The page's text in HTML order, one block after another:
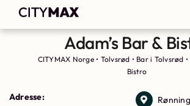
Adam’s Bar &
CITYMAX Norge• Tolvsrød • Bar i Tolvsrød •
Bistro
Adresse: